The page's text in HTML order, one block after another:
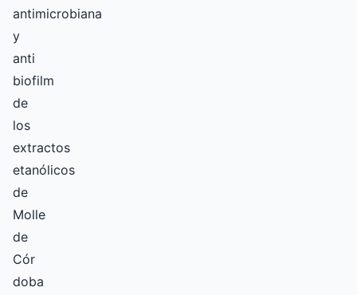
antimicrobiana
y
anti
biofilm
de
los
extractos
etanólicos
de
Molle
de
Cór
doba